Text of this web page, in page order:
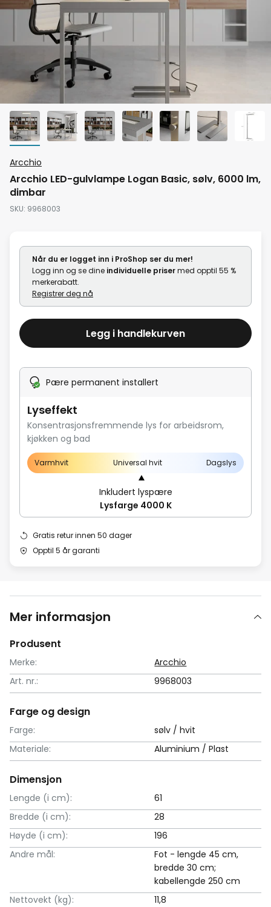
begynnelsen
bildegalleri
Arcchio
Arcchio LED-gulvlampe Logan Basic, sølv, 6000 lm,
dimbar
SKU 9968003
Når du er logget inn i ProShop ser du mer!
Logg inn og se dine individuelle prisermed opptil 55 %
merkerabatt.
Registrer deg nå
Legg i handlekurven
Pære permanent installert
Lyseffekt
Konsentrasjonsfremmende lys for arbeidsrom,
kjøkken og bad
Varmhvit Universal hvit Dagslys
Inkludert lyspære
Lysfarge 4000 K
Gratis retur innen 50 dager
Opptil 5 år garanti
Mer informasjon
Produsent
Merke:
Arcchio
Art. nr.:
9968003
Farge og design
Farge:
sølv / hvit
Materiale:
Aluminium / Plast
Dimensjon
Lengde (i cm):
61
Bredde (i cm):
28
Høyde (i cm):
196
Andre mål:
Fot - lengde 45 cm,
bredde 30 cm;
kabellengde 250 cm
Nettovekt (kg):
11,8